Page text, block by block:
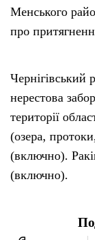
Менського
про
Чернігівський
нерестова
території
(озера,
(включно).
(включно).